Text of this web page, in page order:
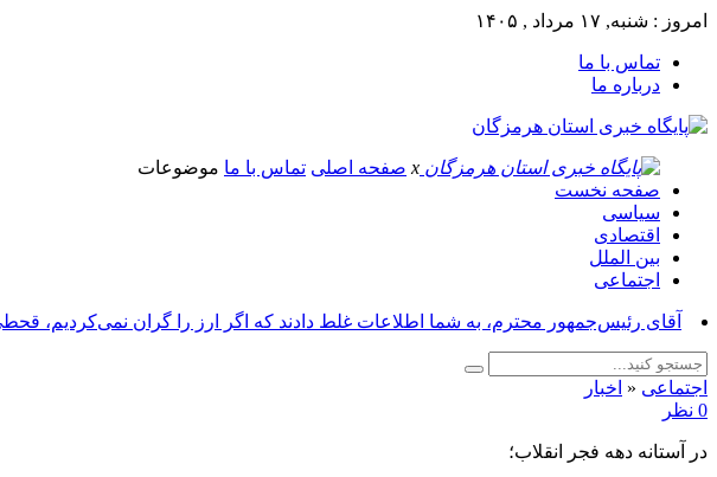
امروز : شنبه, ۱۷ مرداد , ۱۴۰۵
تماس با ما
درباره ما
x صفحه اصلی تماس با ما موضوعات
صفحه نخست
سیاسی
اقتصادی
بین الملل
اجتماعی
آقای رئیس‌جمهور محترم، به شما اطلاعات غلط دادند که اگر ارز را گران نمی‌کردیم،
اجتماعی « اخبار
0 نظر
در آستانه دهه فجر انقلاب؛